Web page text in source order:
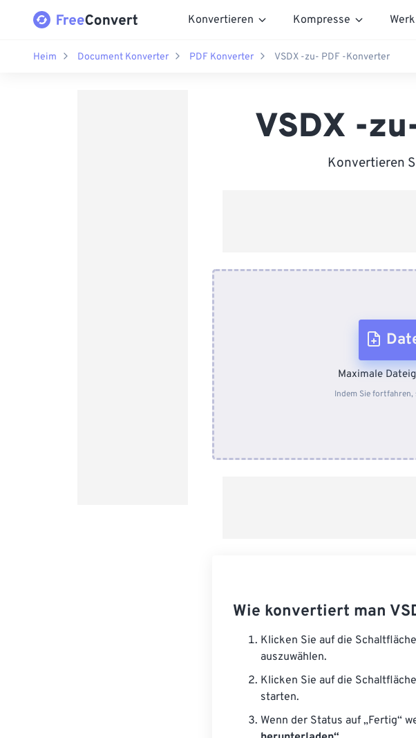
Konvertieren Kompresse
Heim Document Konverter PDF Konverter VSDX -zu- PDF -Konverter
VSDX -
Konvertieren
Maximale
Indem Sie
Wie konvertiert man
Klicken Sie auf die Schaltfläche
auszuwählen.
Klicken Sie auf die Schaltfläche
starten.
Wenn der Status auf „Fertig“